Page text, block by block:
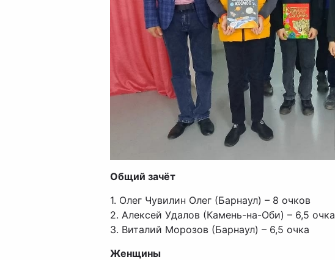
Общий зачёт
1. Олег Чувилин Олег (Барнаул) – 8 очков
2. Алексей Удалов (Камень-на-Оби) – 6,5 очка
3. Виталий Морозов (Барнаул) – 6,5 очка
Женщины